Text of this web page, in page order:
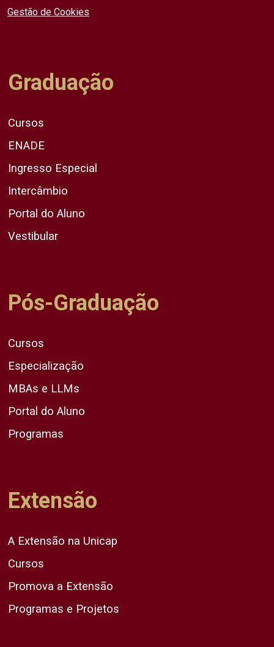
Gestão de Cookies
Graduação
Cursos
ENADE
Ingresso Especial
Intercâmbio
Portal do Aluno
Vestibular
Pós-Graduação
Cursos
Especialização
MBAs e LLMs
Portal do Aluno
Programas
Extensão
A Extensão na Unicap
Cursos
Promova a Extensão
Programas e Projetos